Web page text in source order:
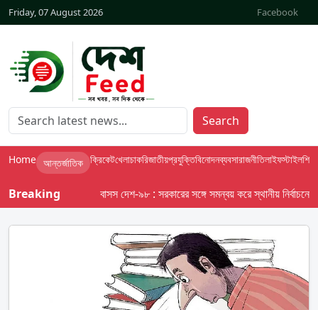
Friday, 07 August 2026 Facebook
Search
Home আন্তর্জাতিক ক্রিকেটখেলাচাকরিজাতীয়প্রযুক্তিবিনোদনব্যবসারাজনীতিলাইফস্টাইলশিক্ষা
Breaking বাসস দেশ-৯৮ : সরকারের সঙ্গে সমন্বয় করে স্থানীয় নির্বাচনের